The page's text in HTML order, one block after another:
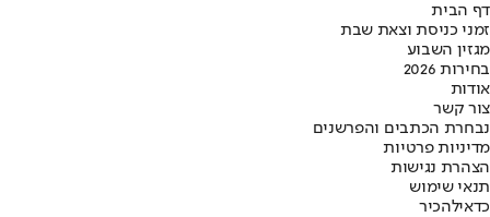
דף הבית
זמני כניסת וצאת שבת
מגזין השבוע
בחירות 2026
אודות
צור קשר
נבחרת הכתבים והפרשנים
מדיניות פרטיות
הצהרת נגישות
תנאי שימוש
כדאילהכיר